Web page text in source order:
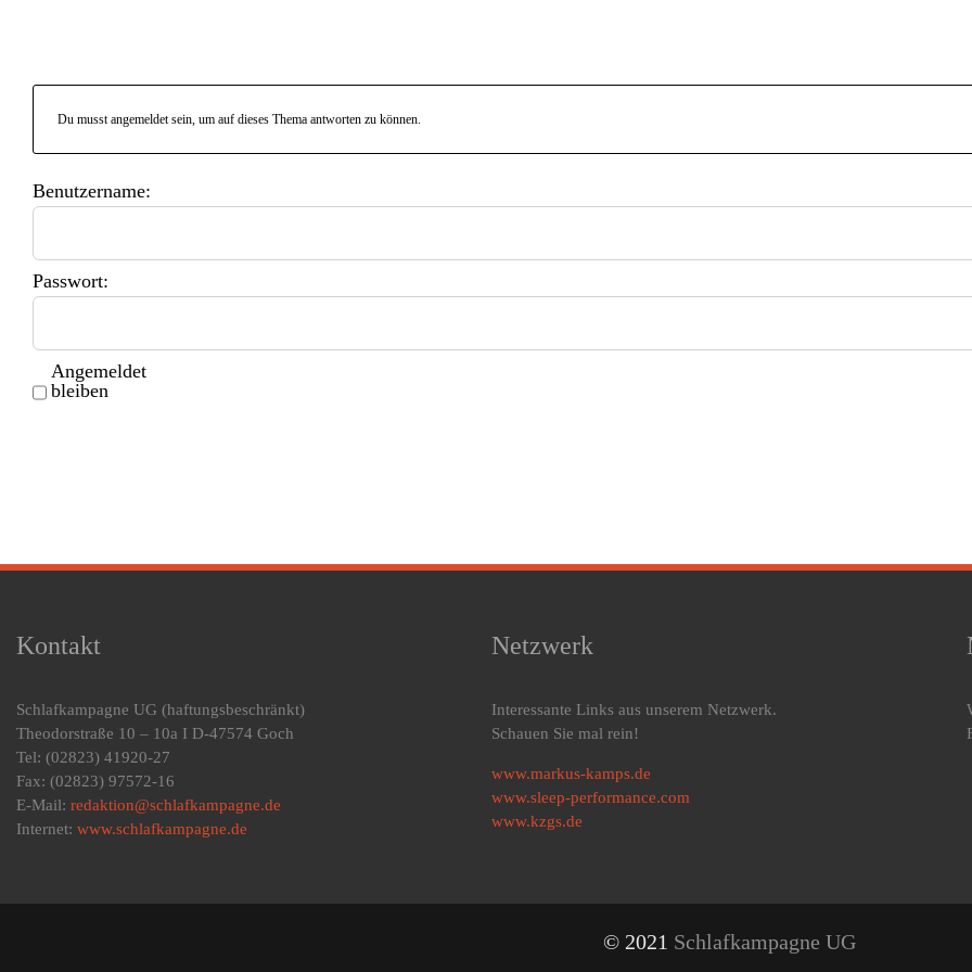
Du musst angemeldet sein, um auf dieses Thema antworten zu können.
Benutzername:
Passwort:
Angemeldet
bleiben
Kontakt
Schlafkampagne UG (haftungsbeschränkt)
Theodorstraße 10 – 10a I D-47574 Goch
Tel: (02823) 41920-27
Fax: (02823) 97572-16
E-Mail: redaktion@schlafkampagne.de
Internet: www.schlafkampagne.de
Netzwerk
Interessante Links aus unserem Netzwerk.
Schauen Sie mal rein!
www.markus-kamps.de
www.sleep-performance.com
www.kzgs.de
© 2021 Schlafkampagne UG